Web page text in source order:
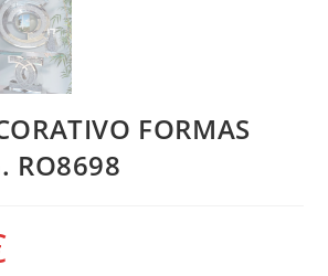
FORMAS
RO8698